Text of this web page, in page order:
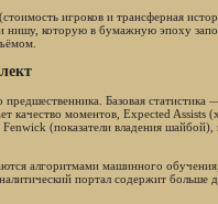
игроков и трансферная
нишу, которую в бумажную эпоху
Базовая
качество моментов, Expected Assists
(показатели владения
алгоритмами машинного
портал содержит больше